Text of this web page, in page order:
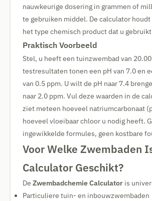
nauwkeurige dosering in grammen of
te gebruiken middel. De calculator
het type chemisch product dat u
Praktisch Voorbeeld
Stel, u heeft een tuinzwembad van
testresultaten tonen een pH van 7.0 en
van 0.5 ppm. U wilt de pH naar 7.4
naar 2.0 ppm. Vul deze waarden in de
ziet meteen hoeveel natriumcarbonaat
hoeveel vloeibaar chloor u nodig heeft.
ingewikkelde formules, geen kostbare
Voor Welke Zwembaden
Calculator Geschikt?
De Zwembadchemie Calculator is
Particuliere tuin- en inbouwzwembaden